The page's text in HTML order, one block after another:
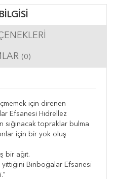
(0)
için direnen
Efsanesi Hıdrellez
sığınacak topraklar bulma
için bir yok oluş
bir ağıt.
yittiğini Binboğalar Efsanesi